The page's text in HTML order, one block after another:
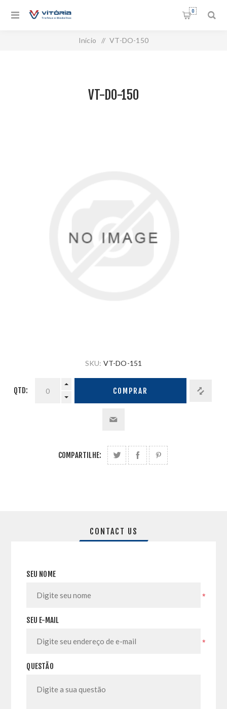
0
Início / VT-DO-150
VT-DO-150
SKU: VT-DO-151
QTD: COMPRAR
COMPARTILHE:
CONTACT US
SEU NOME
*
SEU E-MAIL
*
QUESTÃO